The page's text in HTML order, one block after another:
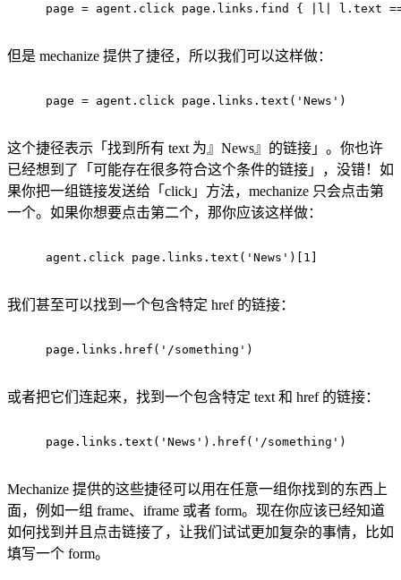
page = agent.click page.links.find { | l | l.text
但是 mechanize 提供了捷径，所以我们可以这样做：
page = agent.click page.links.text( 'News' )
这个捷径表示「找到所有 text 为』News』的链接」。你也许
已经想到了「可能存在很多符合这个条件的链接」，没错！如
果你把一组链接发送给「click」方法，mechanize 只会点击第
一个。如果你想要点击第二个，那你应该这样做：
agent.click page.links.text( 'News' )[ 1
我们甚至可以找到一个包含特定 href 的链接：
page.links.href( '/something' )
或者把它们连起来，找到一个包含特定 text 和 href 的链接：
page.links.text( 'News' ).href( '/something' )
Mechanize 提供的这些捷径可以用在任意一组你找到的东西上
面，例如一组 frame、iframe 或者 form。现在你应该已经知道
如何找到并且点击链接了，让我们试试更加复杂的事情，比如
填写一个 form。